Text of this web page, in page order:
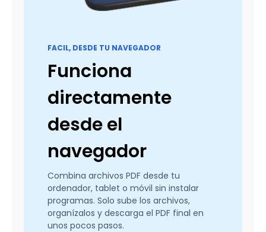
FACIL, DESDE TU NAVEGADOR
Funciona
directamente
desde el
navegador
Combina archivos PDF desde tu
ordenador, tablet o móvil sin instalar
programas. Solo sube los archivos,
organízalos y descarga el PDF final en
unos pocos pasos.